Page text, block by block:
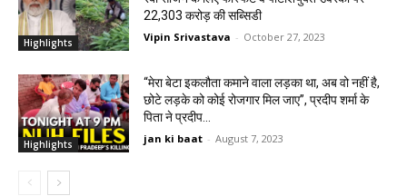
Highlights
22,303 करोड़ की सब्सिडी
Vipin Srivastava - October 27, 2023
Highlights
“मेरा बेटा इकलौता कमाने वाला लड़का था, अब वो नहीं है,
छोटे लड़के को कोई रोजगार मिल जाए”, प्रदीप शर्मा के
पिता ने प्रदीप...
jan ki baat - August 7, 2023